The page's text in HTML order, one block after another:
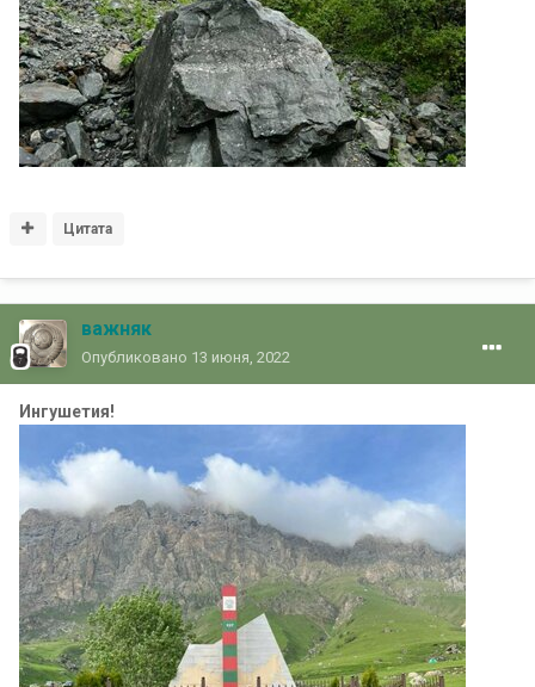
Цитата
важняк
Опубликовано 13 июня, 2022
Ингушетия!